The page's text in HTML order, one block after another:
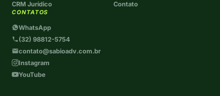
CRM Jurídico
Contato
CONTATOS
WhatsApp
(32) 98812-5754
contato@sabioadv.com.br
Instagram
YouTube